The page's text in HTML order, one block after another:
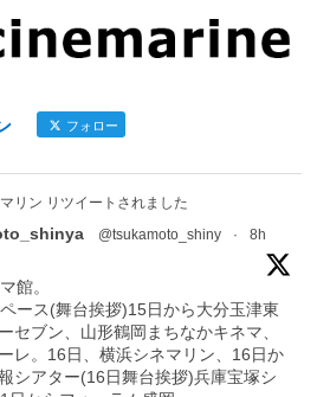
フォロー
リン リツイートされました
@tsukamoto_shiny · 8h
館。
ース(舞台挨拶)15日から大分玉津東
セブン、山形鶴岡まちなかキネマ、
レ。16日、横浜シネマリン、16日か
シアター(16日舞台挨拶)兵庫宝塚シ